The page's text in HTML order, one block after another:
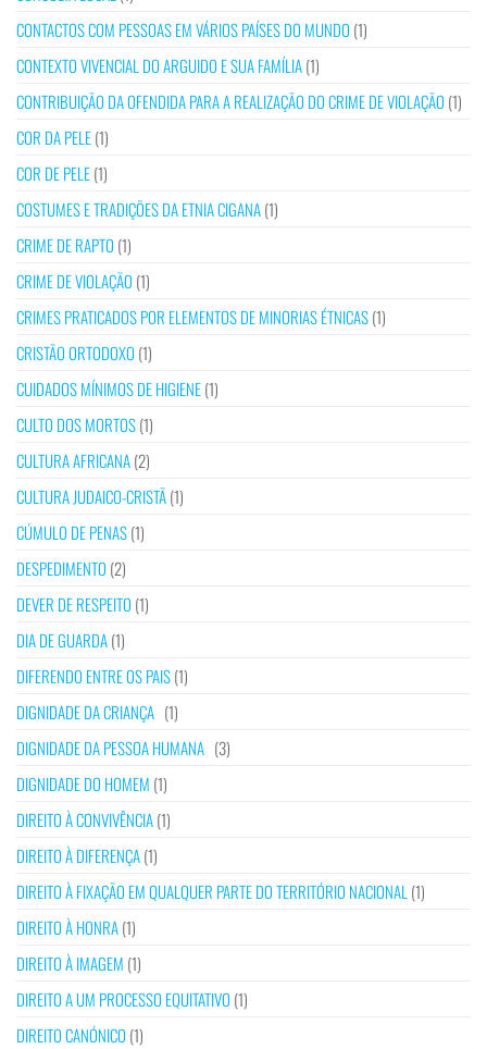
CONTACTOS COM PESSOAS EM VÁRIOS PAÍSES DO MUNDO (1)
CONTEXTO VIVENCIAL DO ARGUIDO E SUA FAMÍLIA(1)
CONTRIBUIÇÃO DA OFENDIDA PARA A REALIZAÇÃO DO CRIME DE VIOLAÇÃO (1)
COR DA PELE(1)
COR DE PELE(1)
COSTUMES E TRADIÇÕES DA ETNIA CIGANA(1)
CRIME DE RAPTO (1)
CRIME DE VIOLAÇÃO (1)
CRIMES PRATICADOS POR ELEMENTOS DE MINORIAS ÉTNICAS(1)
CRISTÃO ORTODOXO (1)
CUIDADOS MÍNIMOS DE HIGIENE(1)
CULTO DOS MORTOS(1)
CULTURA AFRICANA(2)
CULTURA JUDAICO-CRISTÃ(1)
CÚMULO DE PENAS(1)
DESPEDIMENTO (2)
DEVER DE RESPEITO (1)
DIA DE GUARDA(1)
DIFERENDO ENTRE OS PAIS(1)
DIGNIDADE DA CRIANÇA (1)
DIGNIDADE DA PESSOA HUMANA (3)
DIGNIDADE DO HOMEM (1)
DIREITO À CONVIVÊNCIA(1)
DIREITO À DIFERENÇA(1)
DIREITO À FIXAÇÃO EM QUALQUER PARTE DO TERRITÓRIO NACIONAL (1)
DIREITO À HONRA(1)
DIREITO À IMAGEM (1)
DIREITO A UM PROCESSO EQUITATIVO (1)
DIREITO CANÓNICO (1)